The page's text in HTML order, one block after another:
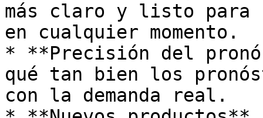
más claro y listo para
en cualquier momento.
* **Precisión del
qué tan bien los
con la demanda real.